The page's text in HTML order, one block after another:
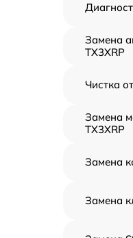
Замена
TX3XRP
Чистка
Замена
TX3XRP
Замена
Замена